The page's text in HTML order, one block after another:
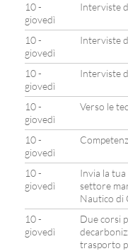
10 -
giovedì
Interviste
10 -
giovedì
Interviste
10 -
giovedì
Interviste
10 -
giovedì
Verso le
10 -
giovedì
10 -
giovedì
Invia la
settore
Nautico di
10 -
giovedì
Due corsi
trasporto